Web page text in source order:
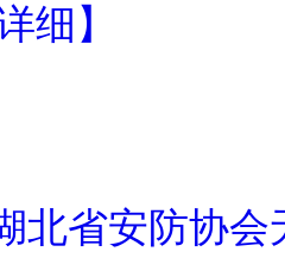
细】
北省安防协